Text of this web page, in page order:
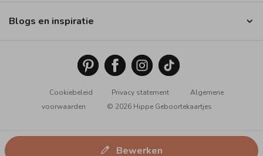
Bewerken
Blogs en inspiratie
Cookiebeleid Privacy statement
Algemene
voorwaarden
© 2026 Hippe Geboortekaartjes